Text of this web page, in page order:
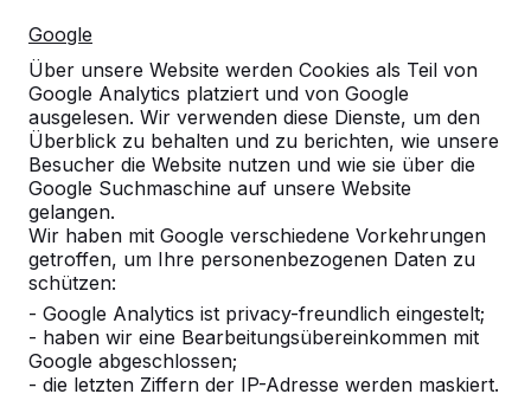
Google
Über unsere Website werden Cookies als Teil von
Google Analytics platziert und von Google
ausgelesen. Wir verwenden diese Dienste, um den
Überblick zu behalten und zu berichten, wie unsere
Besucher die Website nutzen und wie sie über die
Google Suchmaschine auf unsere Website
gelangen.
Wir haben mit Google verschiedene Vorkehrungen
getroffen, um Ihre personenbezogenen Daten zu
schützen:
- Google Analytics ist privacy-freundlich eingestelt;
- haben wir eine Bearbeitungsübereinkommen mit
Google abgeschlossen;
- die letzten Ziffern der IP-Adresse werden maskiert.
Referenzen
Unsere Produkte finden Sie in ganz Europa
und darüber hinaus. Sehen Sie hier, wo Sie
ein HeBlad-Produkt in Ihrer Nähe finden.
Produkt
Alles anzeigen
Kategorie
Alles anzeigen